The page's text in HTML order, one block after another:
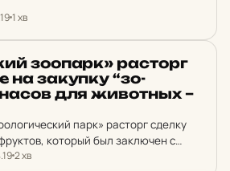
1 хв
зо­о­парк» рас­торг
на за­куп­ку “зо­
для жи­вотных –
парк» расторг сделку
который был заключен с
Анатольевна.
2 хв